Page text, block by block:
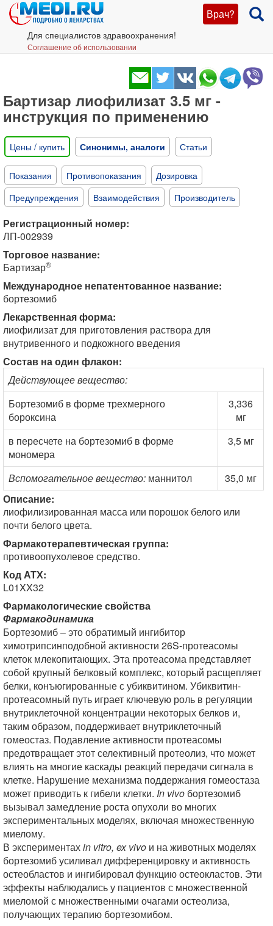
Врач?
Для специалистов здравоохранения!
Соглашение об использовании
Бартизар лиофилизат 3.5 мг -
инструкция по применению
Цены / купить Синонимы, аналоги Статьи
Показания Противопоказания
Дозировка
Предупреждения
Взаимодействия Производитель
Регистрационный номер:
ЛП-002939
Торговое название:
Бартизар®
Международное непатентованное название:
бортезомиб
Лекарственная форма:
лиофилизат для приготовления раствора для
внутривенного и подкожного введения
Состав на один флакон:
Действующее вещество:
Бортезомиб в форме трехмерного
бороксина
3,336
мг
в пересчете на бортезомиб в форме
мономера
3,5 мг
Вспомогательное вещество: маннитол
35,0 мг
Описание:
лиофилизированная масса или порошок белого или
почти белого цвета.
Фармакотерапевтическая группа:
противоопухолевое средство.
Код АТХ:
L01XX32
Фармакологические свойства
Фармакодинамика
Бортезомиб – это обратимый ингибитор
химотрипсинподобной активности 26S-протеасомы
клеток млекопитающих. Эта протеасома представляет
собой крупный белковый комплекс, который расщепляет
белки, конъюгированные с убиквитином. Убиквитин-
протеасомный путь играет ключевую роль в регуляции
внутриклеточной концентрации некоторых белков и,
таким образом, поддерживает внутриклеточный
гомеостаз. Подавление активности протеасомы
предотвращает этот селективный протеолиз, что может
влиять на многие каскады реакций передачи сигнала в
клетке. Нарушение механизма поддержания гомеостаза
может приводить к гибели клетки. In vivo бортезомиб
вызывал замедление роста опухоли во многих
экспериментальных моделях, включая множественную
миелому.
В экспериментахin vitro, ex vivo и на животных моделях
бортезомиб усиливал дифференцировку и активность
остеобластов и ингибировал функцию остеокластов. Эти
эффекты наблюдались у пациентов с множественной
миеломой с множественными очагами остеолиза,
получающих терапию бортезомибом.